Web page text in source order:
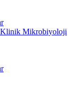
Klinik Mikrobiyoloji